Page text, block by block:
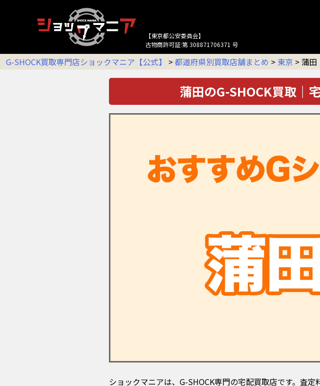
【東京都公安委員会】
古物商許可証:第 308871706371 号
G-SHOCK買取専門店ショックマニア【公式】 >都道府県別買取店舗まとめ > 東京 > 蒲田
蒲田のG-SHOCK買取｜
ショックマニアは、G-SHOCK専門の宅配買取店です。査